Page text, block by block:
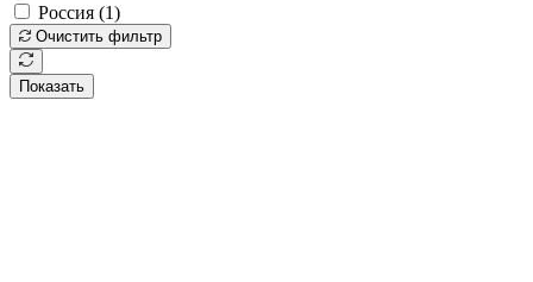
Россия (1)
Очистить фильтр
Показать